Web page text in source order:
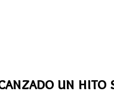
un hito